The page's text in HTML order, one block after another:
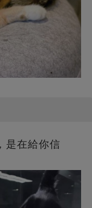
是在給你信